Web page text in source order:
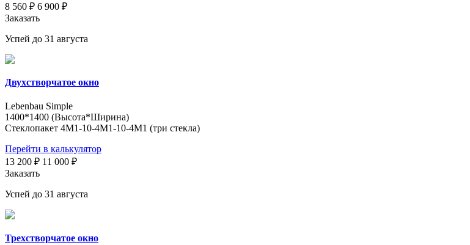
8 560 ₽ 6 900 ₽
Заказать
Успей до 31 августа
Двухстворчатое окно
Lebenbau Simple
1400*1400 (Высота*Ширина)
Стеклопакет 4М1-10-4М1-10-4М1 (три стекла)
Перейти в калькулятор
13 200 ₽ 11 000 ₽
Заказать
Успей до 31 августа
Трехстворчатое окно